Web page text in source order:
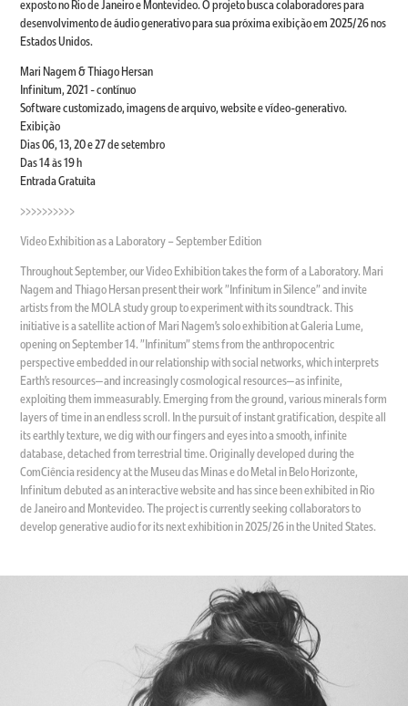
exposto no Rio de Janeiro e Montevideo. O projeto busca colaboradores para
desenvolvimento de áudio generativo para sua próxima exibição em 2025/26 nos
Estados Unidos.
Mari Nagem & Thiago Hersan
Infinitum, 2021 - contínuo
Software customizado, imagens de arquivo, website e vídeo-generativo.
Exibição
Dias 06, 13, 20 e 27 de setembro
Das 14 às 19 h
Entrada Gratuita
>>>>>>>>>>
Video Exhibition as a Laboratory – September Edition
Throughout September, our Video Exhibition takes the form of a Laboratory. Mari
Nagem and Thiago Hersan present their work "Infinitum in Silence" and invite
artists from the MOLA study group to experiment with its soundtrack. This
initiative is a satellite action of Mari Nagem’s solo exhibition at Galeria Lume,
opening on September 14. "Infinitum" stems from the anthropocentric
perspective embedded in our relationship with social networks, which interprets
Earth’s resources—and increasingly cosmological resources—as infinite,
exploiting them immeasurably. Emerging from the ground, various minerals form
layers of time in an endless scroll. In the pursuit of instant gratification, despite all
its earthly texture, we dig with our fingers and eyes into a smooth, infinite
database, detached from terrestrial time. Originally developed during the
ComCiência residency at the Museu das Minas e do Metal in Belo Horizonte,
Infinitum debuted as an interactive website and has since been exhibited in Rio
de Janeiro and Montevideo. The project is currently seeking collaborators to
develop generative audio for its next exhibition in 2025/26 in the United States.